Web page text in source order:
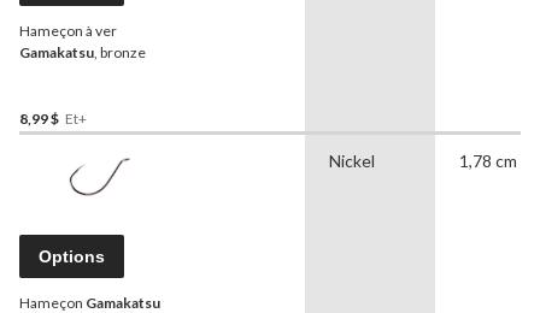
Hameçon à ver
Gamakatsu , bronze
8,99 $ Et+
Options
Hameçon Gamakatsu
Nickel 1,78 cm